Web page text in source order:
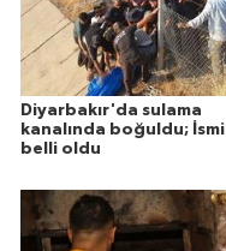
Diyarbakır'da sulama
kanalında boğuldu; İsmi
belli oldu